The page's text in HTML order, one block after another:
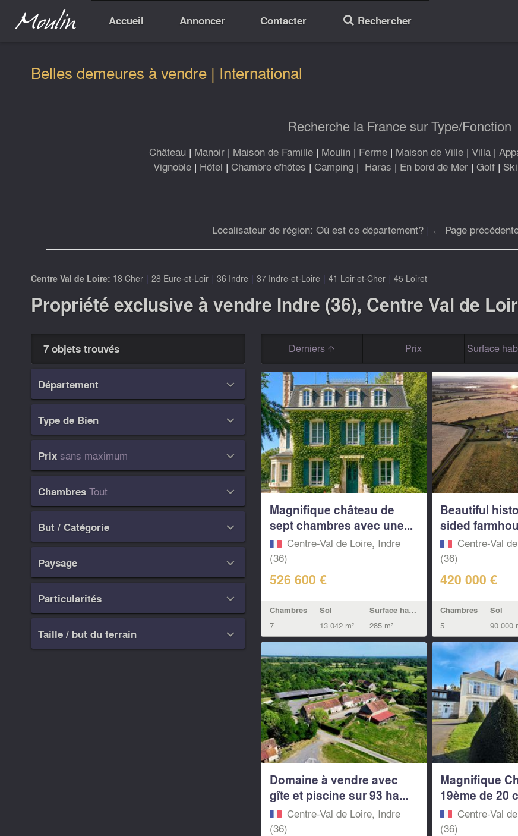
Accueil Annoncer Contacter 🔎 Rechercher
Belles demeures à vendre | International
Recherche la France sur Type/Fonction
Château | Manoir | Maison de Famille | Moulin | Ferme | Maison de Ville | Villa |
Vignoble | Hôtel | Chambre d'hôtes | Camping | Haras | En bord de Mer | Golf | Ski
Localisateur de région: Où est ce département? | ← Page
Centre Val de Loire: 18 Cher| 28 Eure-et-Loir| 36 Indre | 37 Indre-et-Loire | 41 Loir-et-Cher| 45 Loiret
Propriété exclusive à vendre Indre (36), Centre Val de
7 objets trouvés
Département 
Type de Bien 
Prix sans maximum 
Chambres Tout 
But / Catégorie 
Paysage 
Particularités 
Taille / but du terrain 
Derniers Prix Surface
Magnifique château de
sept chambres avec une...
Centre-Val de Loire, Indre
(36)
526 600 €
Chambres
7
Sol
13 042 m²
Surface habitable
285 m²
Beautiful
sided
Centre-Val
(36)
420 000 €
Chambres
5
Sol
90 000
Domaine à vendre avec
gîte et piscine sur 93 ha...
Centre-Val de Loire, Indre
(36)
Magnifique
19ème de 20
Centre-Val
(36)